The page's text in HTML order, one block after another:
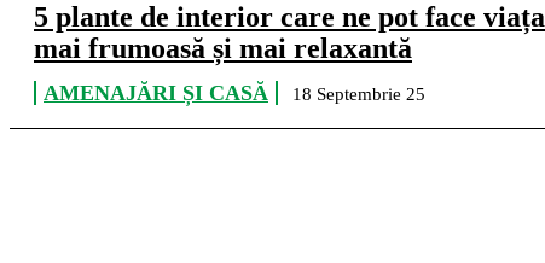
5 plante de interior care ne pot face viața
mai frumoasă și mai relaxantă
AMENAJĂRI ȘI CASĂ 18 Septembrie 25